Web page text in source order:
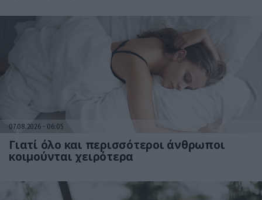
07.08.2026 06:05
Γιατί όλο και περισσότεροι άνθρωποι
κοιμούνται χειρότερα